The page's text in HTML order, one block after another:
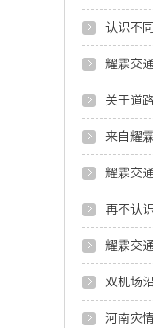
认识不
耀霖交
关于道
来自耀
耀霖交
再不认
耀霖交
双机场
河南灾